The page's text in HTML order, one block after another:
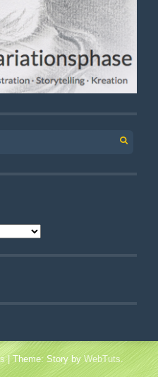
|Theme: Story byWebTuts .